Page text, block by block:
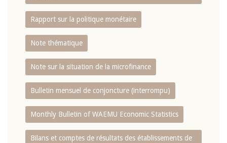
Rapport sur la politique monétaire
Note thématique
Note sur la situation de la microfinance
Bulletin mensuel de conjoncture (interrompu)
Monthly Bulletin of WAEMU Economic Statistics
Bilans et comptes de résultats des établissements de